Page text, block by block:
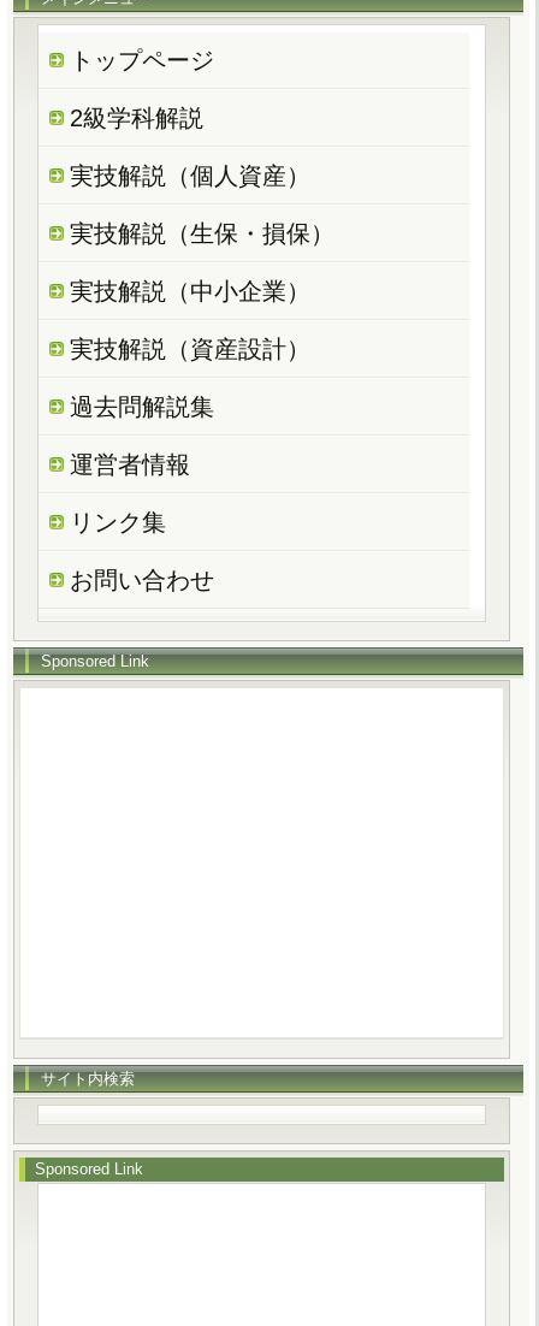
トップページ
2級学科解説
実技解説（個人資産）
実技解説（生保・損保）
実技解説（中小企業）
実技解説（資産設計）
過去問解説集
運営者情報
リンク集
お問い合わせ
Sponsored Link
サイト内検索
Sponsored Link